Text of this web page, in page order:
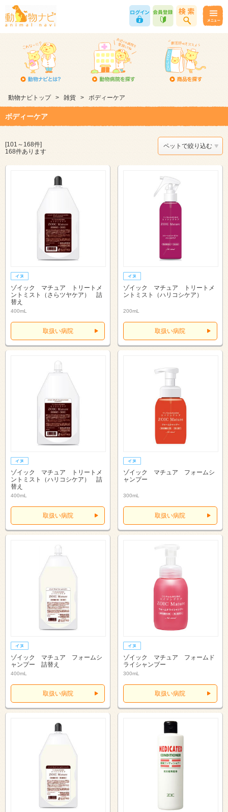
動物ナビトップ > 雑貨 > ボディーケア
ボディーケア
[101～168件]
168件あります
ペットで絞り込む
ゾイック マチュア トリートメ
ントミスト（さらツヤケア） 詰
替え
400mL
取扱い病院
ゾイック マチュア トリートメ
ントミスト（ハリコシケア）
200mL
取扱い病院
ゾイック マチュア トリートメ
ントミスト（ハリコシケア） 詰
替え
400mL
取扱い病院
ゾイック マチュア フォームシ
ャンプー
300mL
取扱い病院
ゾイック マチュア フォームシ
ャンプー 詰替え
400mL
取扱い病院
ゾイック マチュア フォームド
ライシャンプー
300mL
取扱い病院